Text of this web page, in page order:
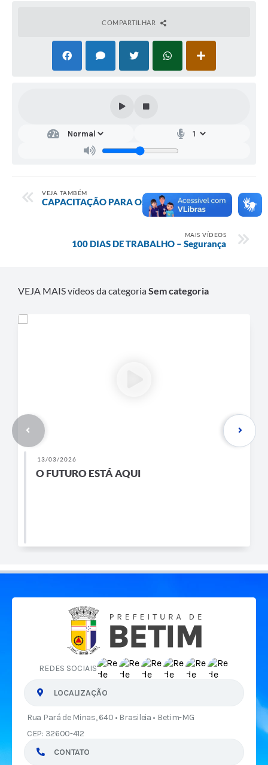
COMPARTILHAR
VEJA TAMBÉM
CAPACITAÇÃO PARA OS MÉDICOS
MAIS VÍDEOS
100 DIAS DE TRABALHO – Segurança
VEJA MAIS vídeos da categoriaSem categoria
13/03/2026
O FUTURO ESTÁ AQUI
REDES SOCIAIS
LOCALIZAÇÃO
Rua Pará de Minas, 640 • Brasileia • Betim-MG
CEP: 32600-412
CONTATO